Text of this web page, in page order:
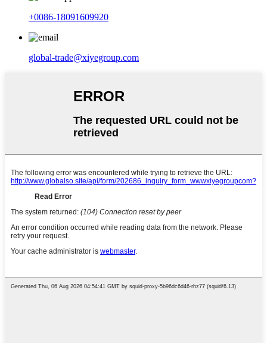
+0086-18091609920
global-trade@xiyegroup.com